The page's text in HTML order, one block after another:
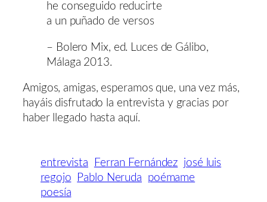
he conseguido reducirte
a un puñado de versos
– Bolero Mix, ed. Luces de Gálibo,
Málaga 2013.
Amigos, amigas, esperamos que, una vez más,
hayáis disfrutado la entrevista y gracias por
haber llegado hasta aquí.
entrevista Ferran Fernández josé luis
regojo
Pablo Neruda
poémame
poesía